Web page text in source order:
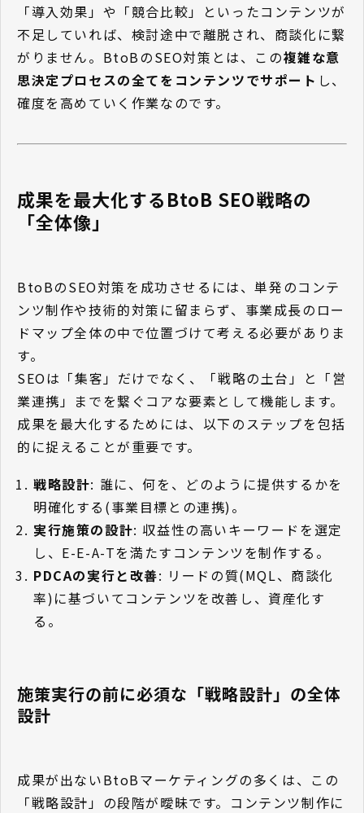
「導入効果」や「競合比較」といったコンテンツが
不足していれば、検討途中で離脱され、商談化に繋
がりません。BtoBのSEO対策とは、この複雑な意
思決定プロセスの全てをコンテンツでサポート し、
確度を高めていく作業なのです。
成果を最大化するBtoB SEO戦略の
「全体像」
BtoBのSEO対策を成功させるには、単発のコンテ
ンツ制作や技術的対策に留まらず、事業成長のロー
ドマップ全体の中で位置づけて考える必要がありま
す。
SEOは「集客」だけでなく、「戦略の土台」と「営
業連携」までを繋ぐコアな要素として機能します。
成果を最大化するためには、以下のステップを包括
的に捉えることが重要です。
戦略設計: 誰に、何を、どのように提供するかを
明確化する(事業目標との連携)。
実行施策の設計: 収益性の高いキーワードを選定
し、E-E-A-Tを満たすコンテンツを制作する。
PDCAの実行と改善: リードの質(MQL、商談化
率)に基づいてコンテンツを改善し、資産化す
る。
施策実行の前に必須な「戦略設計」の全体
設計
成果が出ないBtoBマーケティングの多くは、この
「戦略設計」の段階が曖昧です。コンテンツ制作に